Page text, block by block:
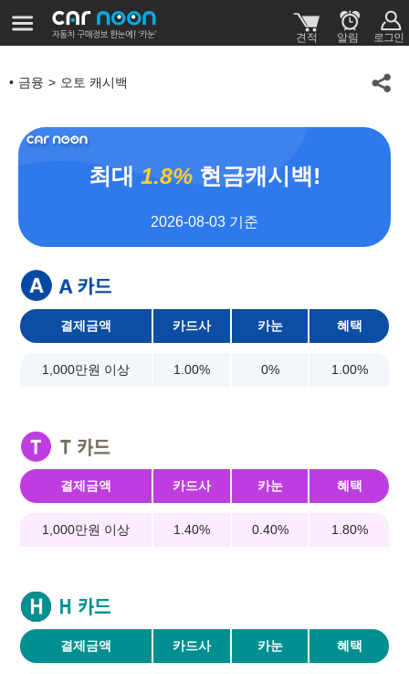
금융 오토 캐시백
최대 1.8% 현금캐시백!
2026-08-03 기준
결제금액 카드사 카눈 혜택
1,000만원 이상 1.00% 0% 1.00%
결제금액 카드사 카눈 혜택
1,000만원 이상 1.40% 0.40% 1.80%
결제금액 카드사 카눈 혜택